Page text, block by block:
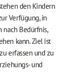
den Kindern
Verfügung, in
Bedürfnis,
kann. Ziel ist
erfassen und zu
und